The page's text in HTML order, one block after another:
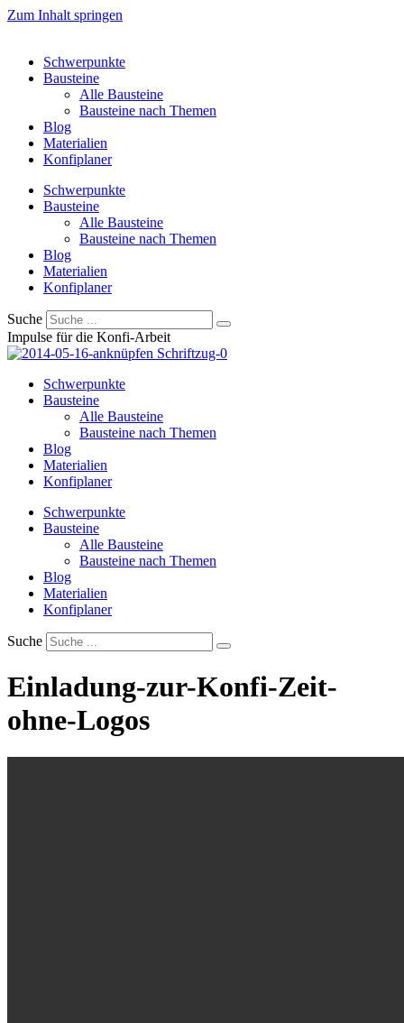
Zum Inhalt springen
Schwerpunkte
Bausteine
Alle Bausteine
Bausteine nach Themen
Blog
Materialien
Konfiplaner
Schwerpunkte
Bausteine
Alle Bausteine
Bausteine nach Themen
Blog
Materialien
Konfiplaner
Suche
Impulse für die Konfi-Arbeit
Schwerpunkte
Bausteine
Alle Bausteine
Bausteine nach Themen
Blog
Materialien
Konfiplaner
Schwerpunkte
Bausteine
Alle Bausteine
Bausteine nach Themen
Blog
Materialien
Konfiplaner
Suche
Einladung-zur-Konfi-Zeit-
ohne-Logos